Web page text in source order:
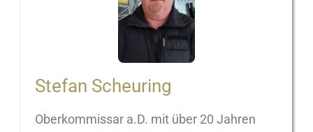
Stefan Scheuring
Oberkommissar a.D. mit über 20 Jahren